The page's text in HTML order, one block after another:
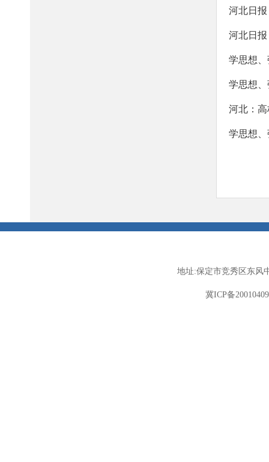
河北日
河北日
学思想
学思想
河北：
地址:保定市竞秀区东风
冀ICP备